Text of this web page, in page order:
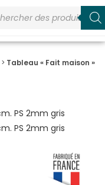
> Tableau « Fait maison »